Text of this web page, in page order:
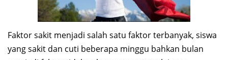
Faktor sakit menjadi salah satu faktor terbanyak, siswa
yang sakit dan cuti beberapa minggu bahkan bulan